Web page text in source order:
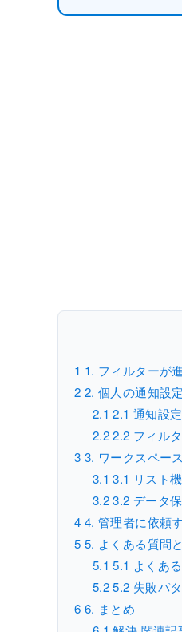
1 1. フィルターが
2 2. 個人の通知設
2.1 2.1 通知設
2.22.2 フィル
3 3. ワークスペー
3.1 3.1 リスト
3.23.2 データ
4 4. 管理者に依頼
5 5. よくある質問
5.1 5.1 よくあ
5.25.2 失敗パ
6 6. まとめ